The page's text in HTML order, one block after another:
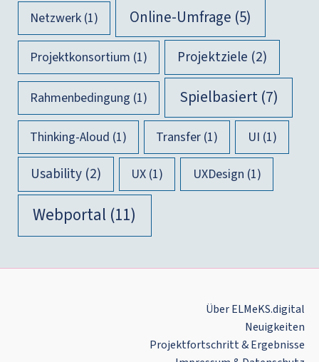
Netzwerk(1) Online-Umfrage (5)
Projektkonsortium (1) Projektziele (2)
Rahmenbedingung (1) Spielbasiert(7)
Thinking-Aloud (1) Transfer (1) UI (1)
Usability(2) UX (1) UXDesign (1)
Webportal (11)
Über ELMeKS​.digi​tal
Neu­ig­kei­ten
Pro­jekt­fort­schritt & Ergebnisse